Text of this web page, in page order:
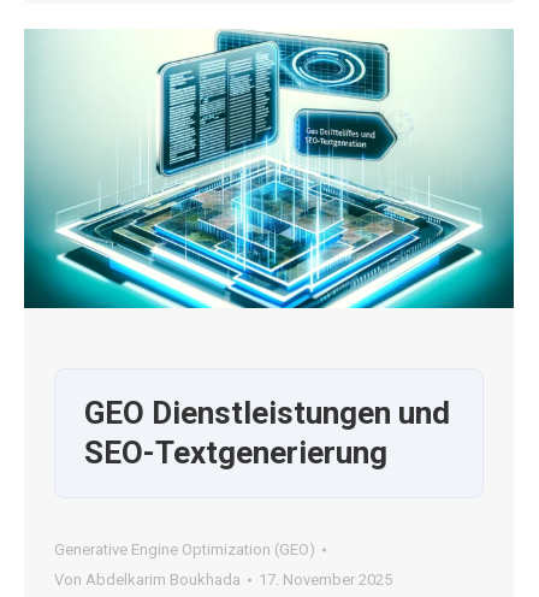
GEO Dienstleistungen und
SEO-Textgenerierung
Generative Engine Optimization (GEO)
Von Abdelkarim Boukhada 17. November 2025